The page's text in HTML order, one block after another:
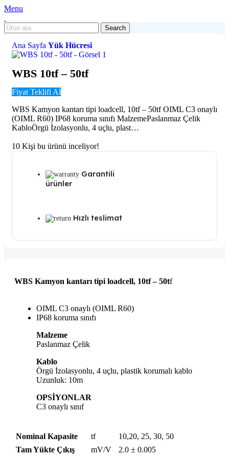
Menu
Search
Ana Sayfa Yük Hücresi
WBS 10tf – 50tf
Fiyat Teklifi Al
WBS Kamyon kantarı tipi loadcell, 10tf – 50tf OIML C3 onaylı
(OIML R60) IP68 koruma sınıfı MalzemePaslanmaz Çelik
KabloÖrgü İzolasyonlu, 4 uçlu, plast…
10 Kişi bu ürünü inceliyor!
Garantili
ürünler
Hızlı teslimat
WBS Kamyon kantarı tipi loadcell, 10tf – 50tf
OIML C3 onaylı (OIML R60)
IP68 koruma sınıfı
Malzeme
Paslanmaz Çelik
Kablo
Örgü İzolasyonlu, 4 uçlu, plastik korumalı kablo
Uzunluk: 10m
OPSİYONLAR
C3 onaylı sınıf
Nominal Kapasite tf
10,20, 25, 30, 50
Tam Yükte Çıkış
mV/V
2.0 ± 0.005